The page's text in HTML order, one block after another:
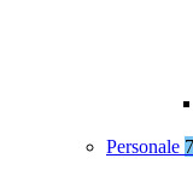
Personale